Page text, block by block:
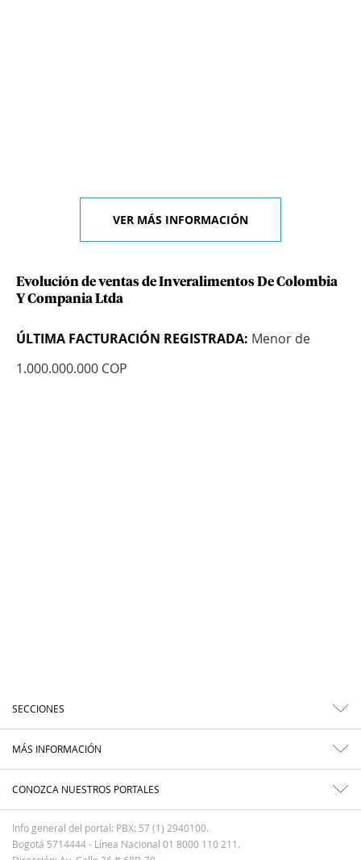
VER MÁS INFORMACIÓN
Evolución de ventas de Inveralimentos De Colombia
Y Compania Ltda
ÚLTIMA FACTURACIÓN REGISTRADA: Menor de
1.000.000.000 COP
SECCIONES
MÁS INFORMACIÓN
CONOZCA NUESTROS PORTALES
Info general del portal: PBX: 57 (1) 2940100.
Bogotá 5714444 - Línea Nacional 01 8000 110 211.